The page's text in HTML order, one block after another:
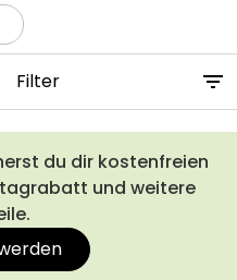
Filter
du dir kostenfreien
und weitere